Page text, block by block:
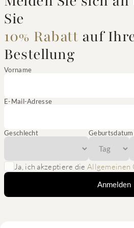
Sie
10% Rabatt auf
Bestellung
Vorname
E-Mail-Adresse
Geschlecht Geburtsdatum
Ja, ich akzeptiere die Allgemeinen
Anmelden